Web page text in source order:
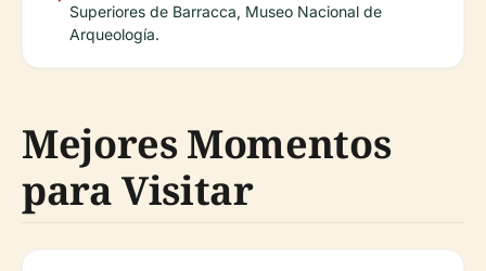
Superiores de Barracca, Museo Nacional de
Arqueología.
Mejores Momentos
para Visitar